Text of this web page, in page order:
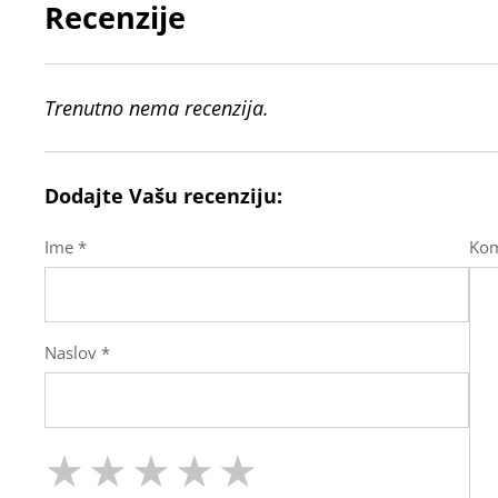
Recenzije
Trenutno nema recenzija.
Dodajte Vašu recenziju:
Ime *
Naslov *
★
★
★
★
★